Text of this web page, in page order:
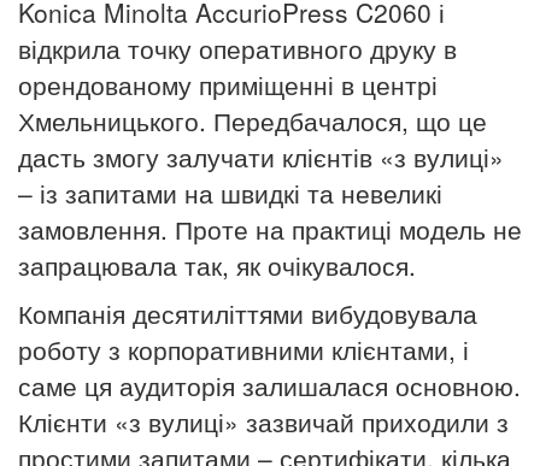
Konica Minolta AccurioPress C2060 і
відкрила точку оперативного друку в
орендованому приміщенні в центрі
Хмельницького. Передбачалося, що це
дасть змогу залучати клієнтів «з вулиці»
– із запитами на швидкі та невеликі
замовлення. Проте на практиці модель не
запрацювала так, як очікувалося.
Компанія десятиліттями вибудовувала
роботу з корпоративними клієнтами, і
саме ця аудиторія залишалася основною.
Клієнти «з вулиці» зазвичай приходили з
простими запитами – сертифікати, кілька